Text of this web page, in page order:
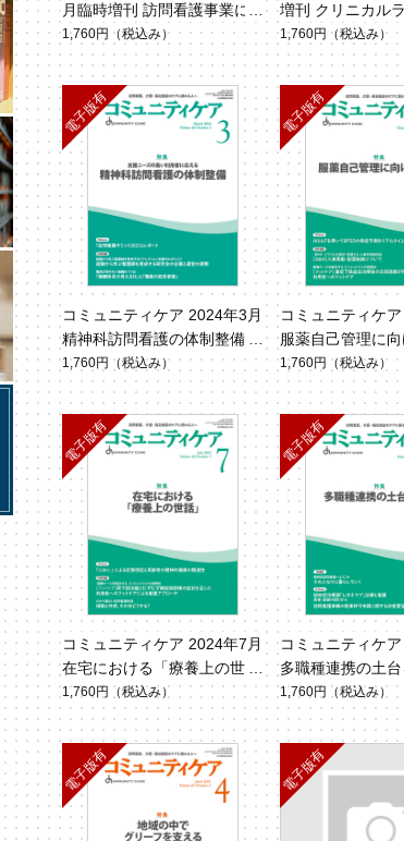
月臨時増刊 訪問看護事業に
おける質の評価と改善（Vol.2
5 No.13）
1,760円 （税込み）
増刊 クリニカル
用しよう
1,760円 （税込み）
コミュニティケア 2024年3月
精神科訪問看護の体制整備
（Vol.26 No.3）
1,760円 （税込み）
コミュニティケ
服薬自己管理に
（Vol.26 No.4）
1,760円 （税込み）
コミュニティケア 2024年7月
在宅における「療養上の世
話」（Vol.26 No.7）
1,760円 （税込み）
コミュニティケ
多職種連携の土台
l.26 No.9）
1,760円 （税込み）